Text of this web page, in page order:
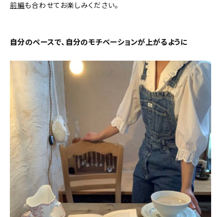
ギフト
会社概要
プライバシーポリシー
お問い合わせ
前編も合わせてお楽しみください。
自分のペースで、自分のモチベーションが上がるように